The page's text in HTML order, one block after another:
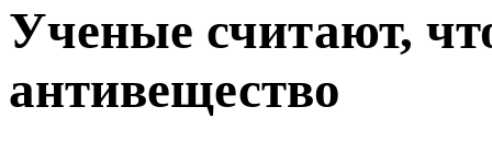
Ученые считают,
антивещество